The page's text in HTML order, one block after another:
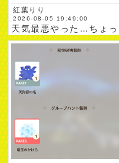
紅葉りり
2026-08-05 19:49:00